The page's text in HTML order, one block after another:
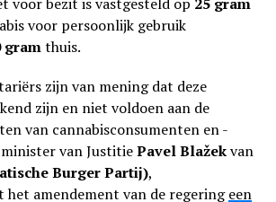
voor persoonlijk gebruik
gramthuis.
zijn van mening dat deze
zijn en niet voldoen aan de
van cannabisconsumenten en -
van JustitiePavel Blažekvan
Burger Partij),
amendement van de regeringeen